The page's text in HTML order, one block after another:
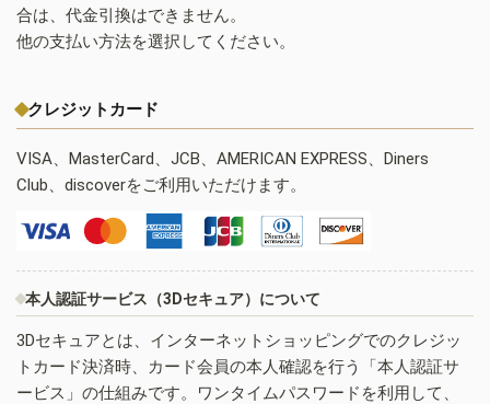
合は、代金引換はできません。
他の支払い方法を選択してください。
クレジットカード
VISA、MasterCard、JCB、AMERICAN EXPRESS、Diners
Club、discoverをご利用いただけます。
本人認証サービス（3Dセキュア）について
3Dセキュアとは、インターネットショッピングでのクレジッ
トカード決済時、カード会員の本人確認を行う「本人認証サ
ービス」の仕組みです。ワンタイムパスワードを利用して、